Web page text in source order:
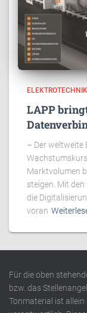
ELEKTROTECHNIK
LAPP
– Der
Marktvolumen
steigen. Mit
die
voran
Für die oben
bzw. das
Tonmaterial ist allein